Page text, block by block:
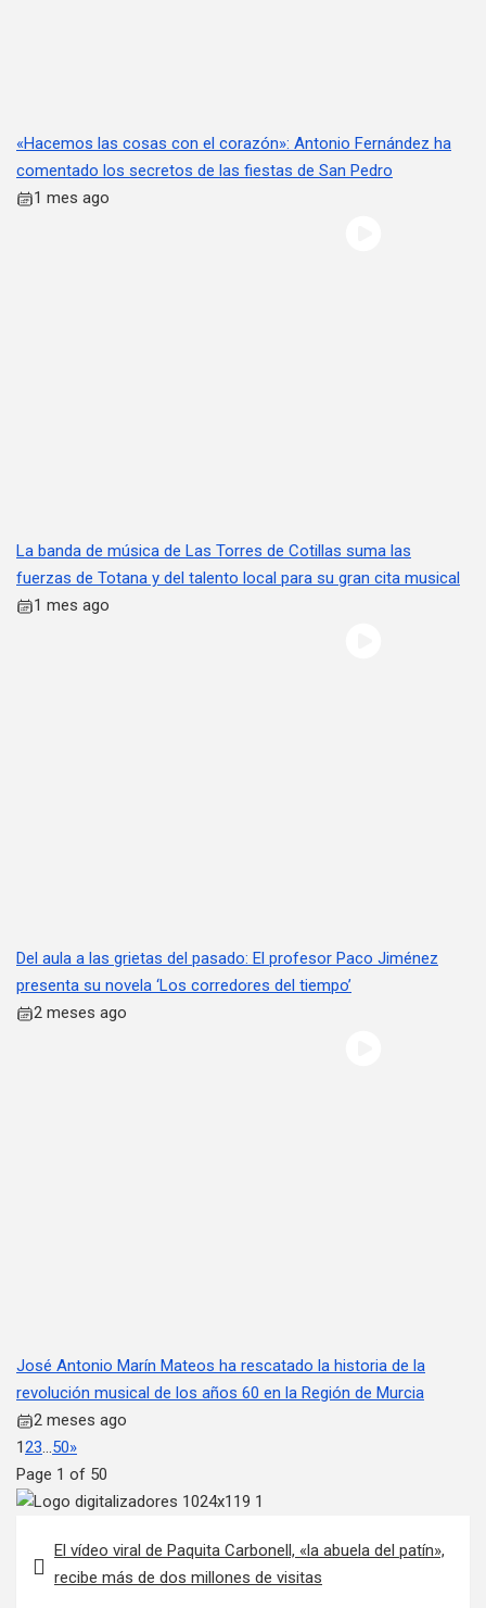
«Hacemos las cosas con el corazón»: Antonio Fernández ha
comentado los secretos de las fiestas de San Pedro
1 mes ago
La banda de música de Las Torres de Cotillas suma las
fuerzas de Totana y del talento local para su gran cita musical
1 mes ago
Del aula a las grietas del pasado: El profesor Paco Jiménez
presenta su novela ‘Los corredores del tiempo’
2 meses ago
José Antonio Marín Mateos ha rescatado la historia de la
revolución musical de los años 60 en la Región de Murcia
2 meses ago
123…50»
Page 1 of 50
El vídeo viral de Paquita Carbonell, «la abuela del patín»,
recibe más de dos millones de visitas